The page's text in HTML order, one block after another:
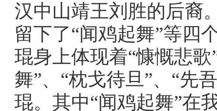
汉中山靖王刘胜的后裔
留下了“闻鸡起舞”等四
琨身上体现着“慷慨悲
舞”、“枕戈待旦”、“先
琨。其中“闻鸡起舞”在